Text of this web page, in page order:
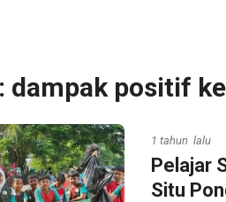
dampak positif
1 tahun lalu
Pelajar
Situ